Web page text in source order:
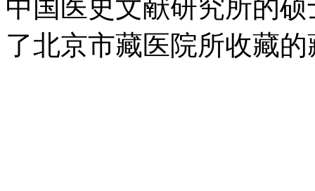
中国医史文献研究所的
了北京市藏医院所收藏